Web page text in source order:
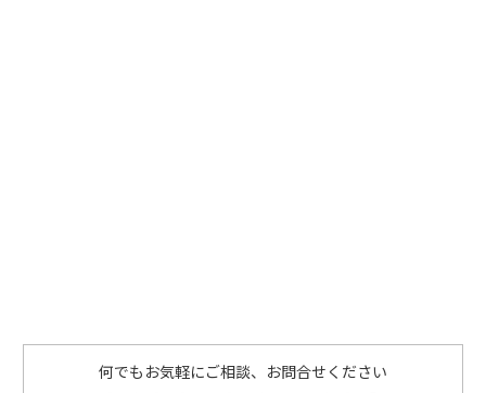
何でもお気軽にご相談、お問合せください